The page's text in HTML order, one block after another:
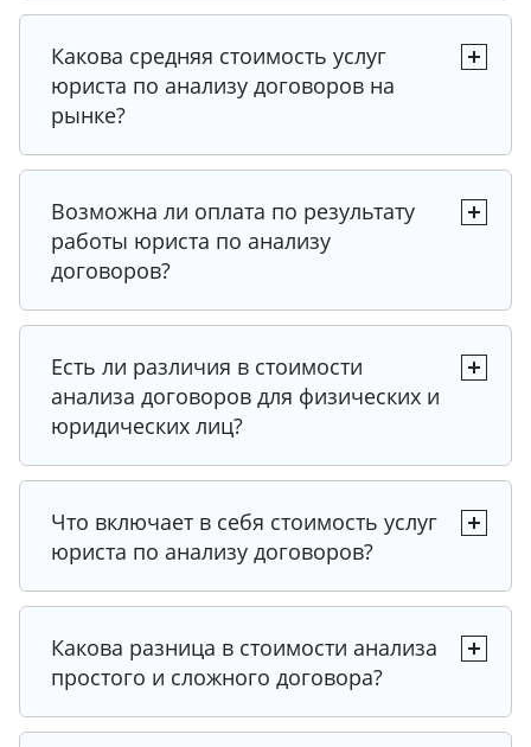
Какова средняя стоимость услуг
юриста по анализу договоров на
рынке?
Возможна ли оплата по результату
работы юриста по анализу
договоров?
Есть ли различия в стоимости
анализа договоров для физических и
юридических лиц?
Что включает в себя стоимость услуг
юриста по анализу договоров?
Какова разница в стоимости анализа
простого и сложного договора?